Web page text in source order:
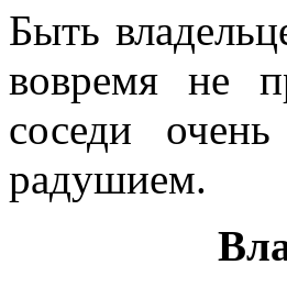
Быть
вовремя не
соседи
радушием.